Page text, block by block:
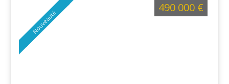
Nouveauté
490 000 €